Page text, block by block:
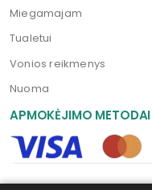
Miegamajam
Tualetui
Vonios reikmenys
Nuoma
APMOKĖJIMO METODAI